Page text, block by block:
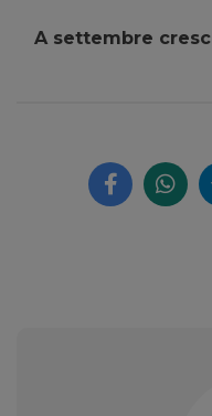
A settembre